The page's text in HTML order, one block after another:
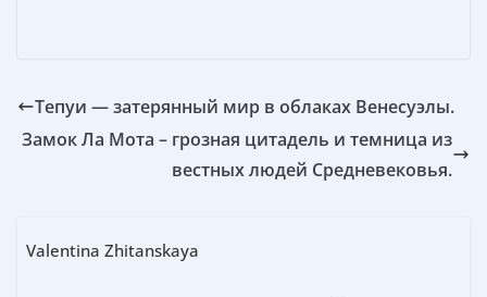
Тепуи — затерянный мир в облаках Венесуэлы.
Замок Ла Мота – грозная цитадель и темница из
вестных людей Средневековья.
Valentina Zhitanskaya